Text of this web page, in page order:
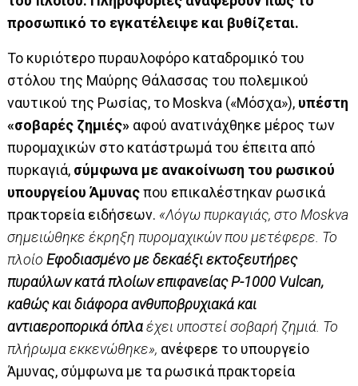
προσωπικό το εγκατέλειψε και βυθίζεται.
Το κυριότερο πυραυλοφόρο καταδρομικό του
στόλου της Μαύρης Θάλασσας του πολεμικού
ναυτικού της Ρωσίας, το Moskva («Μόσχα»), υπέστη
«σοβαρές ζημιές» αφού ανατινάχθηκε μέρος των
πυρομαχικών στο κατάστρωμά του έπειτα από
πυρκαγιά, σύμφωνα με ανακοίνωση του ρωσικού
υπουργείου Άμυναςπου επικαλέστηκαν ρωσικά
πρακτορεία ειδήσεων. «Λόγω πυρκαγιάς, στο Moskva
σημειώθηκε έκρηξη πυρομαχικών που μετέφερε. Το
πλοίοΕφοδιασμένο με δεκαέξι εκτοξευτήρες
πυραύλων κατά πλοίων επιφανείας P-1000 Vulcan,
καθώς και διάφορα ανθυποβρυχιακά και
αντιαεροπορικά όπλα έχει υποστεί σοβαρή ζημιά. Το
πλήρωμα εκκενώθηκε», ανέφερε το υπουργείο
Άμυνας, σύμφωνα με τα ρωσικά πρακτορεία